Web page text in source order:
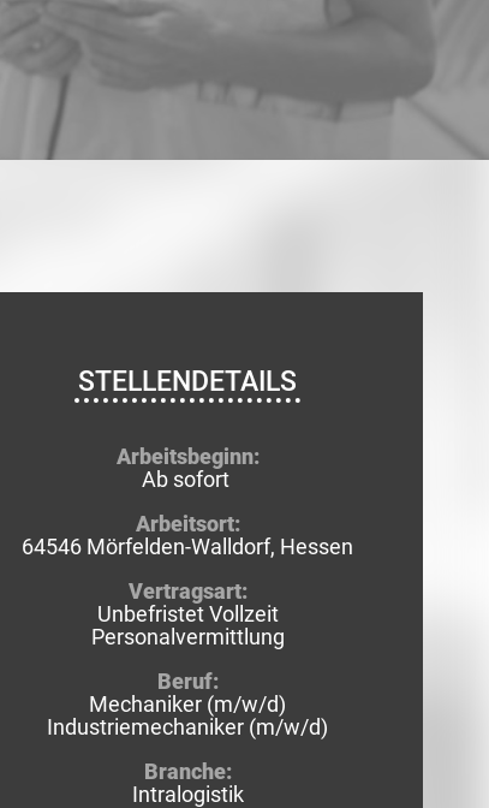
STELLENDETAILS
Arbeitsbeginn:
Ab sofort
Arbeitsort:
64546 Mörfelden-Walldorf, Hessen
Vertragsart:
Unbefristet Vollzeit
Personalvermittlung
Beruf:
Mechaniker (m/w/d)
Industriemechaniker (m/w/d)
Branche:
Intralogistik